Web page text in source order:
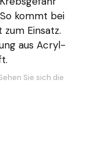
kommt bei
Einsatz.
aus Acryl-
Sie sich die